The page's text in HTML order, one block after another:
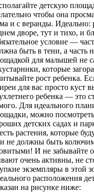
детскую
чтобы она
и с веранды. Идеально:
дворе, тут и тихо, и
условие —
быть в тени, а часть
для малышей не
которые
рост ребенка.
для вас просто куст
ребенка — это
Для идеального
можно
детских садах и
растения, которые
не должны быть
И не забывайте
очень активны, не
экземпляры в этой
расположения
на рисунке ниже: